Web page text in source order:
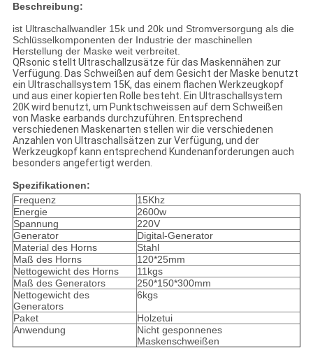
Beschreibung:
ist Ultraschallwandler 15k und 20k und Stromversorgung als die
Schlüsselkomponenten der Industrie der maschinellen
Herstellung der Maske weit verbreitet.
QRsonic stellt Ultraschallzusätze für das Maskennähen zur
Verfügung. Das Schweißen auf dem Gesicht der Maske benutzt
ein Ultraschallsystem 15K, das einem flachen Werkzeugkopf
und aus einer kopierten Rolle besteht. Ein Ultraschallsystem
20K wird benutzt, um Punktschweissen auf dem Schweißen
von Maske earbands durchzuführen. Entsprechend
verschiedenen Maskenarten stellen wir die verschiedenen
Anzahlen von Ultraschallsätzen zur Verfügung, und der
Werkzeugkopf kann entsprechend Kundenanforderungen auch
besonders angefertigt werden.
Spezifikationen:
Frequenz
15Khz
Energie
2600w
Spannung
220V
Generator
Digital-Generator
Material des Horns
Stahl
Maß des Horns
120*25mm
Nettogewicht des Horns
11kgs
Maß des Generators
250*150*300mm
Nettogewicht des
Generators
6kgs
Paket
Holzetui
Anwendung
Nicht gesponnenes
Maskenschweißen